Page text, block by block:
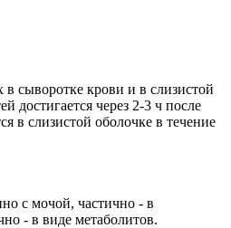
сыворотке крови и в слизистой
достигается через 2-3 ч после
в слизистой оболочке в течение
с мочой, частично - в
- в виде метаболитов.